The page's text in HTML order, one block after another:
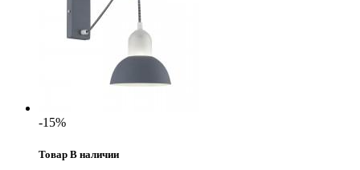
-15%
Товар В наличии